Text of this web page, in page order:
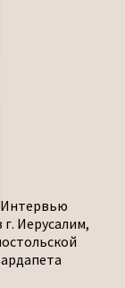
Интервью
Иерусалим,